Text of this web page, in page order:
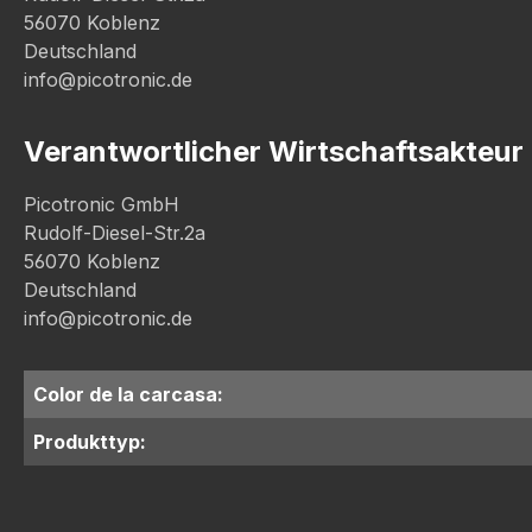
56070 Koblenz
Deutschland
info@picotronic.de
Verantwortlicher Wirtschaftsakteur
Picotronic GmbH
Rudolf-Diesel-Str.2a
56070 Koblenz
Deutschland
info@picotronic.de
Color de la carcasa:
Produkttyp: